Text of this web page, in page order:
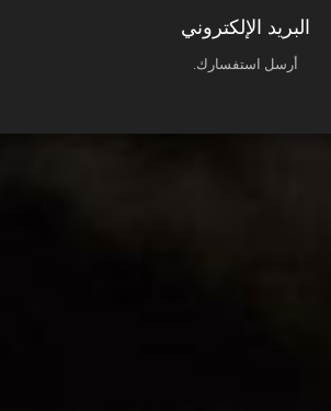
البريد الإلكتروني
أرسل استفسارك.